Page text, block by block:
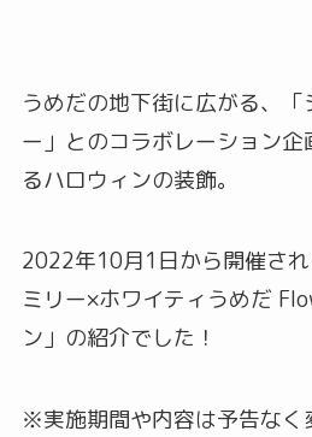
うめだの地下街に広がる、
ー」とのコラボレーション
るハロウィンの装飾。
2022年10月1日から開催さ
ミリー×ホワイティうめだ
ン」の紹介でした！
※実施期間や内容は予告なく